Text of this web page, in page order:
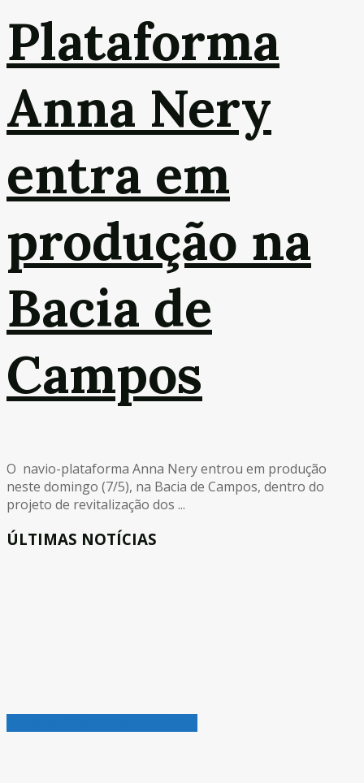
Plataforma
Anna Nery
entra em
produção na
Bacia de
Campos
O navio-plataforma Anna Nery entrou em produção
neste domingo (7/5), na Bacia de Campos, dentro do
projeto de revitalização dos ...
ÚLTIMAS NOTÍCIAS